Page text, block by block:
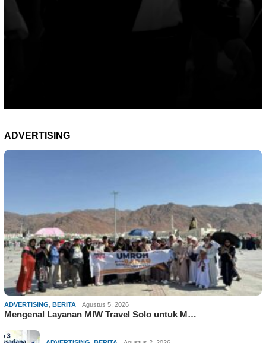
ADVERTISING
ADVERTISING BERITA Agustus 5, 2026
Mengenal Layanan MIW Travel Solo untuk M…